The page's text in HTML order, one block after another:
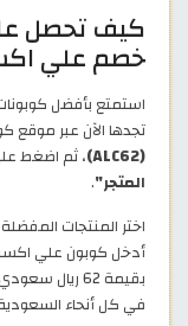
كيف تحصل
خصم علي
استمتع بأفضل
تجدها الآن عبر
(ALC62)
، ثم اضغط
المتجر".
اختر المنتجات
أدخل كوبون علي
في كل أنحاء